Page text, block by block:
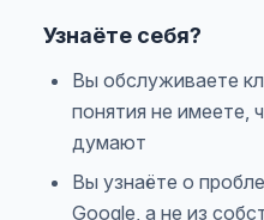
Узнаёте себя?
Вы обслуживаете
понятия не имеете,
думают
Вы узнаёте о
Google, а не из